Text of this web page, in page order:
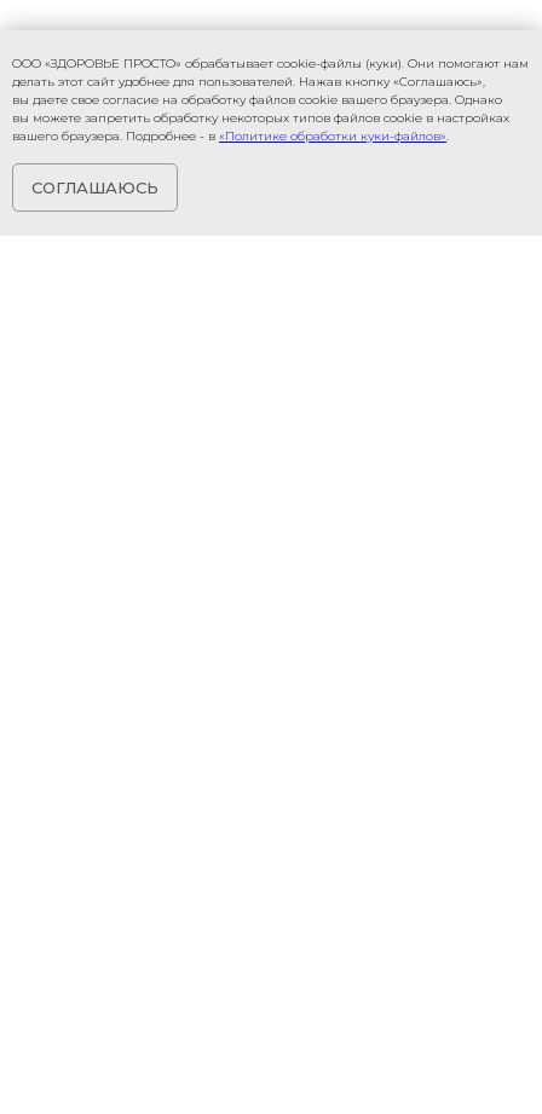
ООО «ЗДОРОВЬЕ ПРОСТО» обрабатывает cookie-файлы (куки). Они помогают нам
делать этот сайт удобнее для пользователей. Нажав кнопку «Соглашаюсь»,
вы даете свое согласие на обработку файлов cookie вашего браузера. Однако
вы можете запретить обработку некоторых типов файлов cookie в настройках
вашего браузера. Подробнее - в «Политике обработки куки-файлов».
СОГЛАШАЮСЬ